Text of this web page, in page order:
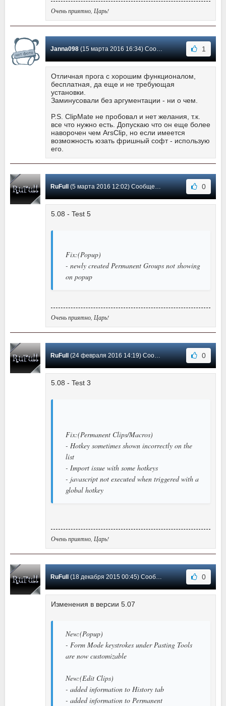
Очень приятно, Царь!
Janna098(15 марта 2016 16:34) Сообщение #75 1
Отличная прога с хорошим функционалом,
бесплатная, да еще и не требующая
установки.
Заминусовали без аргументации - ни о чем.
P.S. ClipMate не пробовал и нет желания, т.к.
все что нужно есть. Допускаю что он еще более
наворочен чем ArsClip, но если имеется
возможность юзать фришный софт - использую
его.
RuFull (5 марта 2016 12:02) Сообщение #74 0
5.08 - Test 5
Fix:(Popup)
- newly created Permanent Groups not showing
on popup
Очень приятно, Царь!
RuFull (24 февраля 2016 14:19) Сообщение #73 0
5.08 - Test 3
Fix:(Permanent Clips/Macros)
- Hotkey sometimes shown incorrectly on the
list
- Import issue with some hotkeys
- javascript not executed when triggered with a
global hotkey
Очень приятно, Царь!
RuFull (18 декабря 2015 00:45) Сообщение #72 0
Изменения в версии 5.07
New:(Popup)
- Form Mode keystrokes under Pasting Tools
are now customizable
New:(Edit Clips)
- added information to History tab
- added information to Permanent